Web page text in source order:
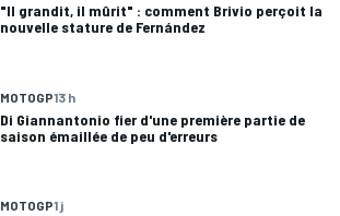
"Il grandit, il mûrit" : comment Brivio perçoit la
nouvelle stature de Fernández
MOTOGP13 h
Di Giannantonio fier d'une première partie de
saison émaillée de peu d'erreurs
MOTOGP1 j